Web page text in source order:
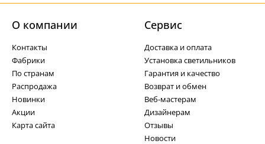
О компании
Контакты
Фабрики
По странам
Распродажа
Новинки
Акции
Карта сайта
Cервис
Доставка и оплата
Установка светильников
Гарантия и качество
Возврат и обмен
Веб-мастерам
Дизайнерам
Отзывы
Новости